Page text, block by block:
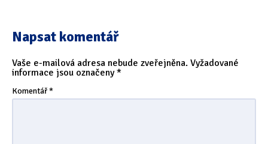
Napsat komentář
Vaše e-mailová adresa nebude zveřejněna. Vyžadované
informace jsou označeny*
Komentář*